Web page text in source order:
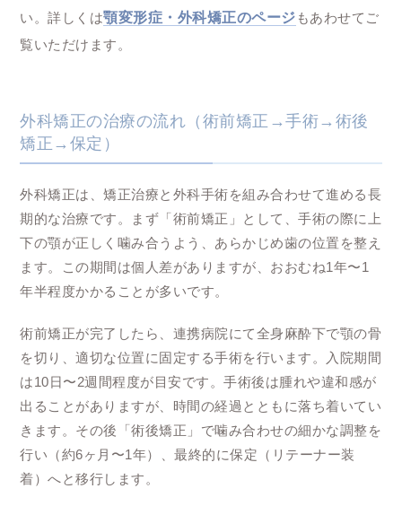
い。詳しくは顎変形症・外科矯正のページ もあわせてご
覧いただけます。
外科矯正の治療の流れ（術前矯正→手術→術後
矯正→保定）
外科矯正は、矯正治療と外科手術を組み合わせて進める長
期的な治療です。まず「術前矯正」として、手術の際に上
下の顎が正しく噛み合うよう、あらかじめ歯の位置を整え
ます。この期間は個人差がありますが、おおむね1年〜1
年半程度かかることが多いです。
術前矯正が完了したら、連携病院にて全身麻酔下で顎の骨
を切り、適切な位置に固定する手術を行います。入院期間
は10日〜2週間程度が目安です。手術後は腫れや違和感が
出ることがありますが、時間の経過とともに落ち着いてい
きます。その後「術後矯正」で噛み合わせの細かな調整を
行い（約6ヶ月〜1年）、最終的に保定（リテーナー装
着）へと移行します。